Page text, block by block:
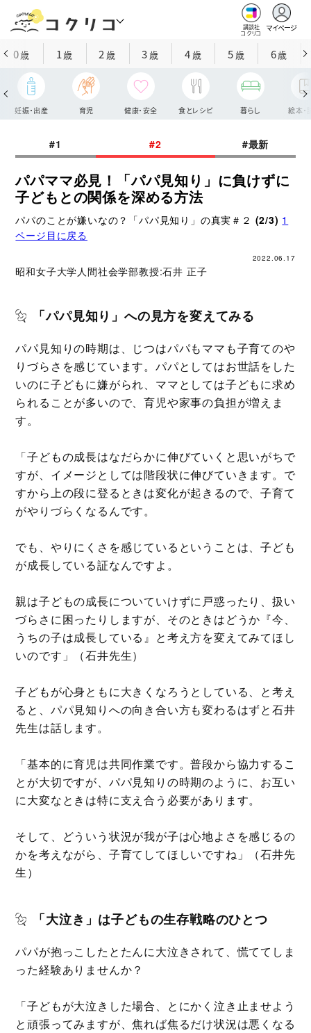
講談社
コクリコ
マイページ
0歳 1歳 2 歳 3歳 4歳 5歳 6歳
妊娠・出産 育児 健康・安全 食とレシピ 暮らし 絵本・
#1 #2 #最新
パパママ必見！「パパ見知り」に負けずに
子どもとの関係を深める方法
パパのことが嫌いなの？「パパ見知り」の真実＃２ (2/3) 1
ページ目に戻る
2022.06.17
昭和女子大学人間社会学部教授:石井 正子
「パパ見知り」への見方を変えてみる
パパ見知りの時期は、じつはパパもママも子育てのや
りづらさを感じています。パパとしてはお世話をした
いのに子どもに嫌がられ、ママとしては子どもに求め
られることが多いので、育児や家事の負担が増えま
す。
「子どもの成長はなだらかに伸びていくと思いがちで
すが、イメージとしては階段状に伸びていきます。で
すから上の段に登るときは変化が起きるので、子育て
がやりづらくなるんです。
でも、やりにくさを感じているということは、子ども
が成長している証なんですよ。
親は子どもの成長についていけずに戸惑ったり、扱い
づらさに困ったりしますが、そのときはどうか『今、
うちの子は成長している』と考え方を変えてみてほし
いのです」（石井先生）
子どもが心身ともに大きくなろうとしている、と考え
ると、パパ見知りへの向き合い方も変わるはずと石井
先生は話します。
「基本的に育児は共同作業です。普段から協力するこ
とが大切ですが、パパ見知りの時期のように、お互い
に大変なときは特に支え合う必要があります。
そして、どういう状況が我が子は心地よさを感じるの
かを考えながら、子育てしてほしいですね」（石井先
生）
「大泣き」は子どもの生存戦略のひとつ
パパが抱っこしたとたんに大泣きされて、慌ててしま
った経験ありませんか？
「子どもが大泣きした場合、とにかく泣き止ませよう
と頑張ってみますが、焦れば焦るだけ状況は悪くなる